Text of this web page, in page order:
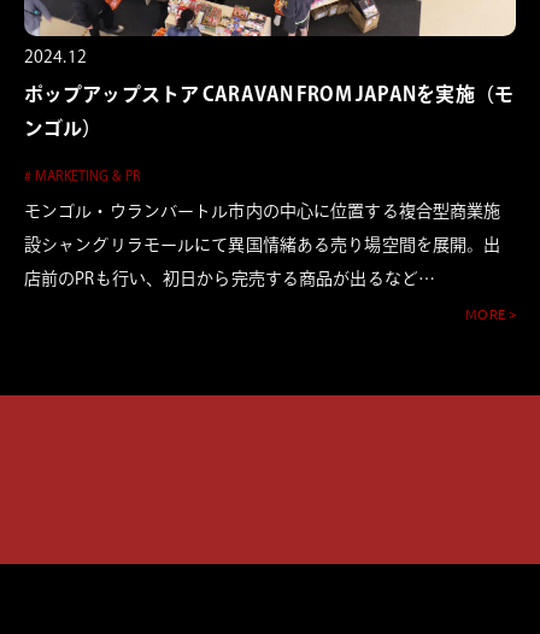
2024.12
ポップアップストア CARAVAN FROM JAPANを実施（モ
ンゴル）
# MARKETING & PR
モンゴル・ウランバートル市内の中心に位置する複合型商業施
設シャングリラモールにて異国情緒ある売り場空間を展開。出
店前のPRも行い、初日から完売する商品が出るなど…
MORE >